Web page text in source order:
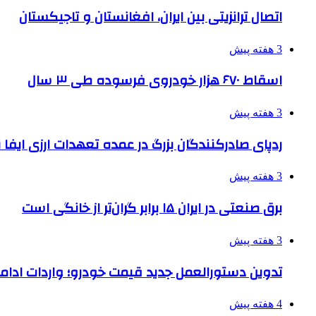
اتصال ترانزیتی بین ایران، افغانستان و تاجیکستان
3 هفته پیش
اسقاط ۶۷۰ هزار خودروی فرسوده طی ۳ سال
3 هفته پیش
ردپای صادرکنندگان بزرگ در عمده تعهدات ارزی
3 هفته پیش
برق صنعتی در ایران ۱۵ برابر گران‌تر از خانگی است
3 هفته پیش
تدوین دستورالعمل جدید قیمت خودرو؛ واردات
4 هفته پیش